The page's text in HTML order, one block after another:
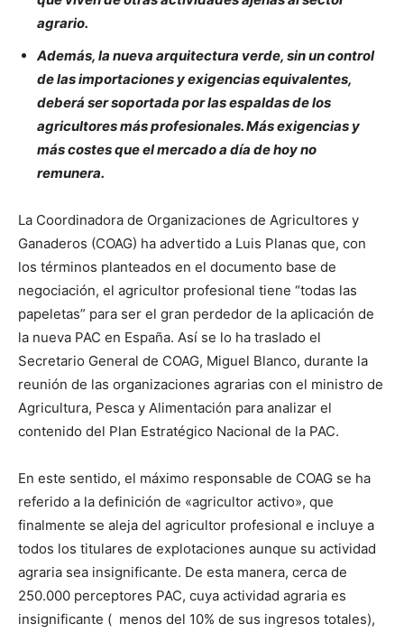
agrario.
Además, la nueva arquitectura verde, sin un control
de las importaciones y exigencias equivalentes,
deberá ser soportada por las espaldas de los
agricultores más profesionales. Más exigencias y
más costes que el mercado a día de hoy no
remunera.
La Coordinadora de Organizaciones de Agricultores y
Ganaderos (COAG) ha advertido a Luis Planas que, con
los términos planteados en el documento base de
negociación, el agricultor profesional tiene “todas las
papeletas” para ser el gran perdedor de la aplicación de
la nueva PAC en España. Así se lo ha traslado el
Secretario General de COAG, Miguel Blanco, durante la
reunión de las organizaciones agrarias con el ministro de
Agricultura, Pesca y Alimentación para analizar el
contenido del Plan Estratégico Nacional de la PAC.
En este sentido, el máximo responsable de COAG se ha
referido a la definición de «agricultor activo», que
finalmente se aleja del agricultor profesional e incluye a
todos los titulares de explotaciones aunque su actividad
agraria sea insignificante. De esta manera, cerca de
250.000 perceptores PAC, cuya actividad agraria es
insignificante ( menos del 10% de sus ingresos totales),